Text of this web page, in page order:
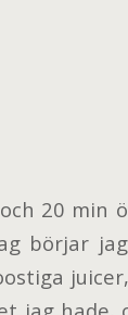
20 min
börjar